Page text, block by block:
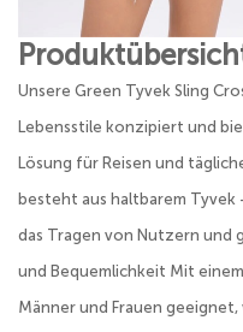
Unsere Green Tyvek Sling
Lebensstile konzipiert und
Lösung für Reisen und
besteht aus haltbarem
das Tragen von Nutzern
und Bequemlichkeit Mit
Männer und Frauen